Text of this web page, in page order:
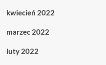
kwiecień 2022
marzec 2022
luty 2022